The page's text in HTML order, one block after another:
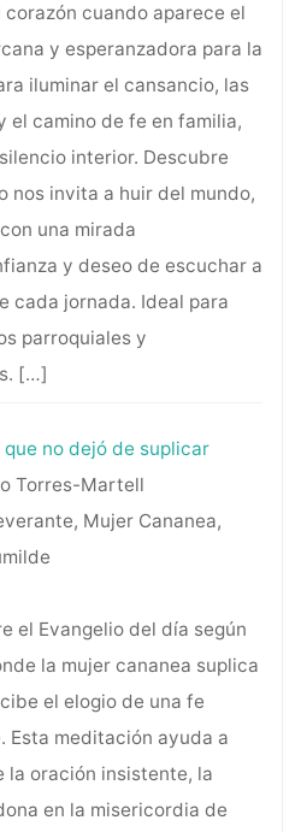
cuando aparece el
y esperanzadora para la
iluminar el cansancio, las
el camino de fe en familia,
interior. Descubre
nos invita a huir del mundo,
una mirada
y deseo de escuchar a
cada jornada. Ideal para
parroquiales y
[…]
que no dejó de suplicar
Torres-Martell
Mujer Cananea,
el Evangelio del día según
la mujer cananea suplica
el elogio de una fe
Esta meditación ayuda a
la oración insistente, la
en la misericordia de